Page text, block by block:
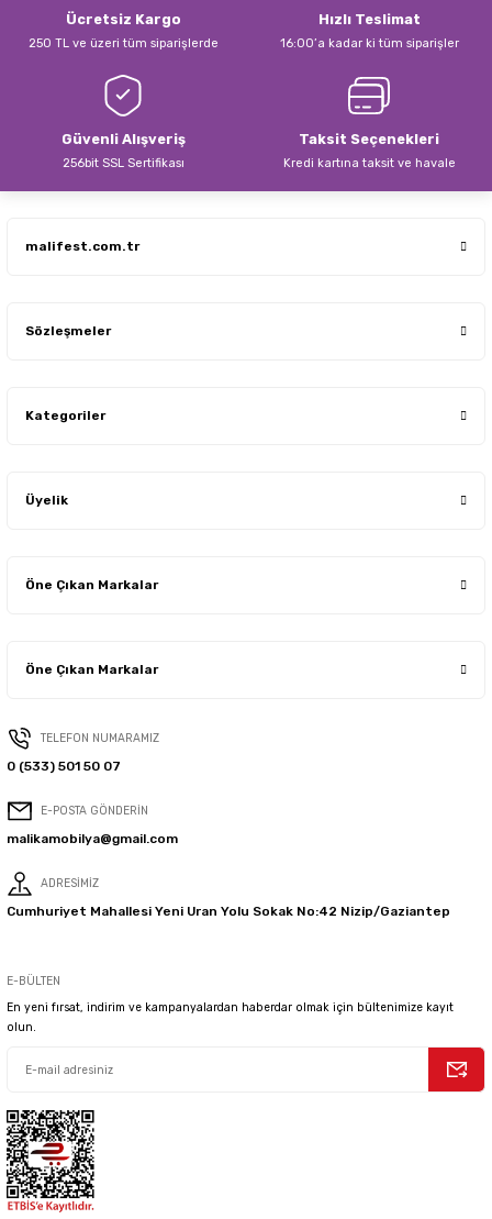
Ürün bilgilerinde hatalar bulunuyor.
Ürün fiyatı diğer sitelerden daha pahalı.
Bu ürüne benzer farklı alternatifler olmalı.
Ücretsiz Kargo
250 TL ve üzeri tüm siparişlerde
Hızlı Teslimat
16:00’a kadar ki tüm siparişler
Güvenli Alışveriş
256bit SSL Sertifikası
Taksit Seçenekleri
Kredi kartına taksit ve havale
malifest.com.tr
Sözleşmeler
Kategoriler
Üyelik
Öne Çıkan Markalar
Öne Çıkan Markalar
TELEFON NUMARAMIZ
0 (533) 501 50 07
E-POSTA GÖNDERİN
malikamobilya@gmail.com
ADRESİMİZ
Cumhuriyet Mahallesi Yeni Uran Yolu Sokak No:42 Nizip/Gaziantep
E-BÜLTEN
En yeni fırsat, indirim ve kampanyalardan haberdar olmak için bültenimize kayıt
olun.